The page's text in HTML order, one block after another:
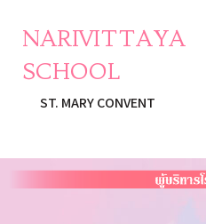
NARIVITTAYA
SCHOOL
ST. MARY CONVENT